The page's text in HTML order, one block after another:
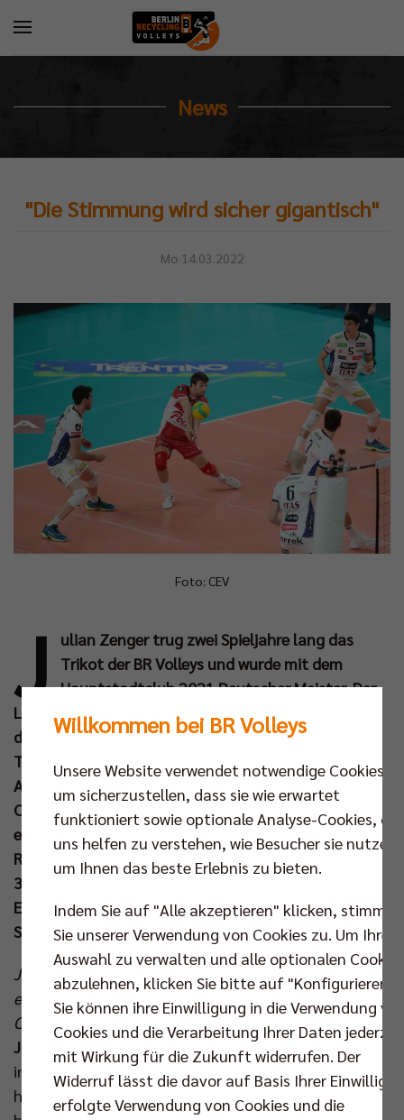
News
"Die Stimmung wird sicher gigantisch"
Mo 14.03.2022
Foto: CEV
J ulian Zenger trug zwei Spieljahre lang das
Trikot der BR Volleys und wurde mit dem
Hauptstadtclub 2021 Deutscher Meister. Der
Libero der deutschen Nationalmannschaft nimmt in
dieser Saison für das italienische Topteam Itas
Trentino die Bälle an – und natürlich wollte es die
Auslosung so, dass es im Viertelfinale der CEV
Champions League zum Wiedersehen mit seinem
ehemaligen Verein kommt. Zenger & Co haben im
Rückspiel am Mittwoch (16. Mrz um 18.30 Uhr) einen
3:0-Heimsieg zu verteidigen, während seine Berliner
Ex-Kollegen das Blatt in der heimischen Max-
Schmeling-Halle noch wenden wollen.
Julian, das Hinspiel in Italien nahm aus Eurer Sicht
einen perfekten Verlauf. Wie groß schätzt Du Eure
Chancen auf das Weiterkommen ein?
Julian Zenger:
„Dieser klare Sieg bringt uns natürlich
in eine sehr gute Ausgangssituation. Wie wir gespielt
haben, hat uns auch zufrieden gemacht. Uns war
Willkommen bei BR Volleys
Unsere Website verwendet notwendige Cookies,
um sicherzustellen, dass sie wie erwartet
funktioniert sowie optionale Analyse-Cookies, die
uns helfen zu verstehen, wie Besucher sie nutzen,
um Ihnen das beste Erlebnis zu bieten.
Indem Sie auf "Alle akzeptieren" klicken, stimmen
Sie unserer Verwendung von Cookies zu. Um Ihre
Auswahl zu verwalten und alle optionalen Cookies
abzulehnen, klicken Sie bitte auf "Konfigurieren".
Sie können ihre Einwilligung in die Verwendung
Cookies und die Verarbeitung Ihrer Daten
mit Wirkung für die Zukunft widerrufen. Der
Widerruf lässt die davor auf Basis Ihrer
erfolgte Verwendung von Cookies und die